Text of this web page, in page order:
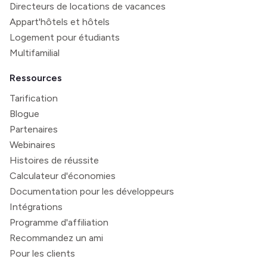
Directeurs de locations de vacances
Appart'hôtels et hôtels
Logement pour étudiants
Multifamilial
Ressources
Tarification
Blogue
Partenaires
Webinaires
Histoires de réussite
Calculateur d'économies
Documentation pour les développeurs
Intégrations
Programme d'affiliation
Recommandez un ami
Pour les clients